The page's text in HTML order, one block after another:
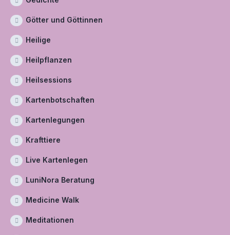
Götter und Göttinnen
Heilige
Heilpflanzen
Heilsessions
Kartenbotschaften
Kartenlegungen
Krafttiere
Live Kartenlegen
LuniNora Beratung
Medicine Walk
Meditationen